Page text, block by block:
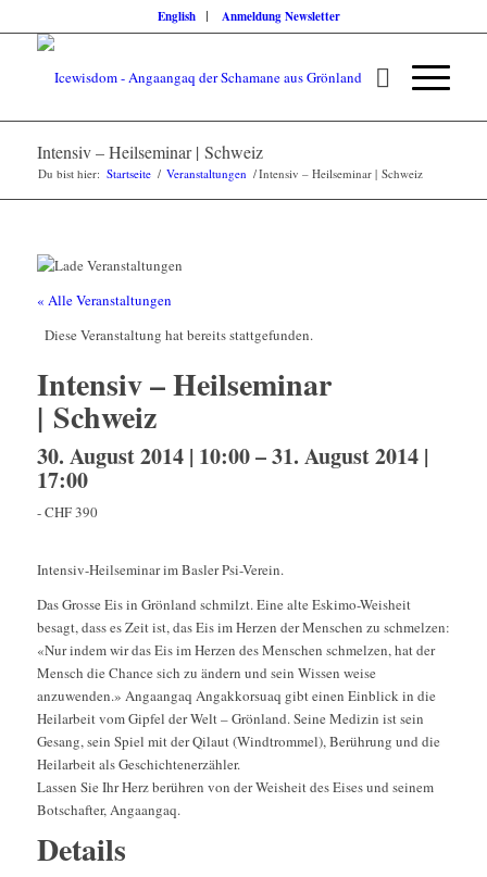
English Anmeldung Newsletter
Intensiv – Heilseminar | Schweiz
Du bist hier: Startseite / Veranstaltungen /Intensiv – Heilseminar | Schweiz
« Alle Veranstaltungen
Diese Veranstaltung hat bereits stattgefunden.
Intensiv – Heilseminar
| Schweiz
30. August 2014 | 10:00–31. August 2014 |
17:00
-CHF 390
Intensiv-Heilseminar im Basler Psi-Verein.
Das Grosse Eis in Grönland schmilzt. Eine alte Eskimo-Weisheit
besagt, dass es Zeit ist, das Eis im Herzen der Menschen zu schmelzen:
«Nur indem wir das Eis im Herzen des Menschen schmelzen, hat der
Mensch die Chance sich zu ändern und sein Wissen weise
anzuwenden.» Angaangaq Angakkorsuaq gibt einen Einblick in die
Heilarbeit vom Gipfel der Welt – Grönland. Seine Medizin ist sein
Gesang, sein Spiel mit der Qilaut (Windtrommel), Berührung und die
Heilarbeit als Geschichtenerzähler.
Lassen Sie Ihr Herz berühren von der Weisheit des Eises und seinem
Botschafter, Angaangaq.
Details